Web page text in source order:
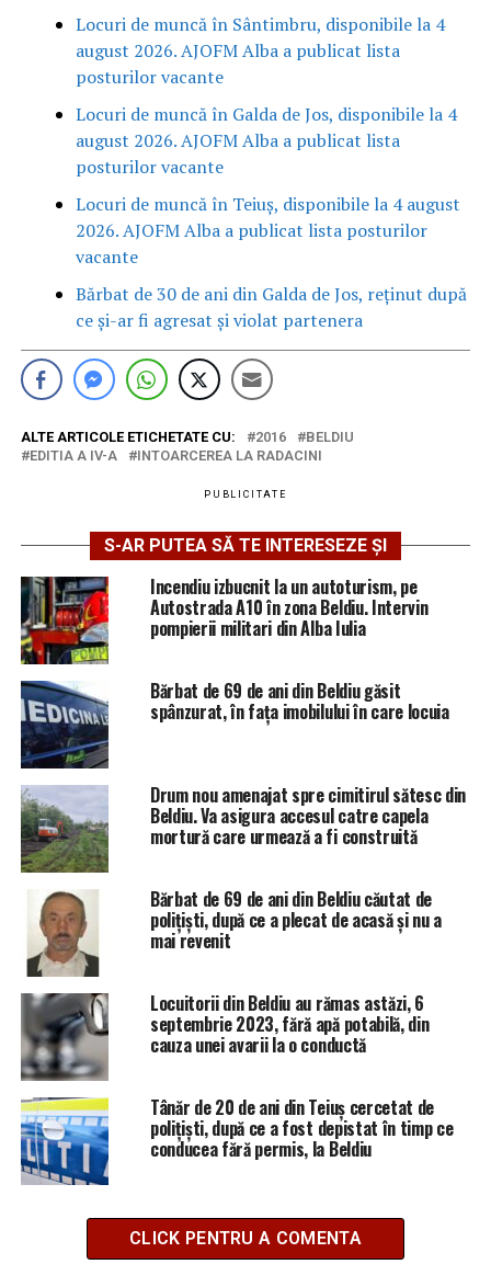
Locuri de muncă în Sântimbru, disponibile la 4
august 2026. AJOFM Alba a publicat lista
posturilor vacante
Locuri de muncă în Galda de Jos, disponibile la 4
august 2026. AJOFM Alba a publicat lista
posturilor vacante
Locuri de muncă în Teiuș, disponibile la 4 august
2026. AJOFM Alba a publicat lista posturilor
vacante
Bărbat de 30 de ani din Galda de Jos, reținut după
ce și-ar fi agresat și violat partenera
ALTE ARTICOLE ETICHETATE CU: 2016
BELDIU
EDITIA A IV-A
INTOARCEREA LA RADACINI
PUBLICITATE
S-AR PUTEA SĂ TE INTERESEZE ȘI
Incendiu izbucnit la un autoturism, pe
Autostrada A10 în zona Beldiu. Intervin
pompierii militari din Alba Iulia
Bărbat de 69 de ani din Beldiu găsit
spânzurat, în fața imobilului în care locuia
Drum nou amenajat spre cimitirul sătesc din
Beldiu. Va asigura accesul catre capela
mortură care urmează a fi construită
Bărbat de 69 de ani din Beldiu căutat de
polițiști, după ce a plecat de acasă și nu a
mai revenit
Locuitorii din Beldiu au rămas astăzi, 6
septembrie 2023, fără apă potabilă, din
cauza unei avarii la o conductă
Tânăr de 20 de ani din Teiuș cercetat de
polițiști, după ce a fost depistat în timp ce
conducea fără permis, la Beldiu
CLICK PENTRU A COMENTA